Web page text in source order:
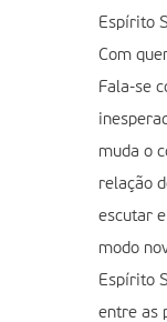
Espírito
Com
Fala-se
muda o
relação
escutar
modo
Espírito
entre as